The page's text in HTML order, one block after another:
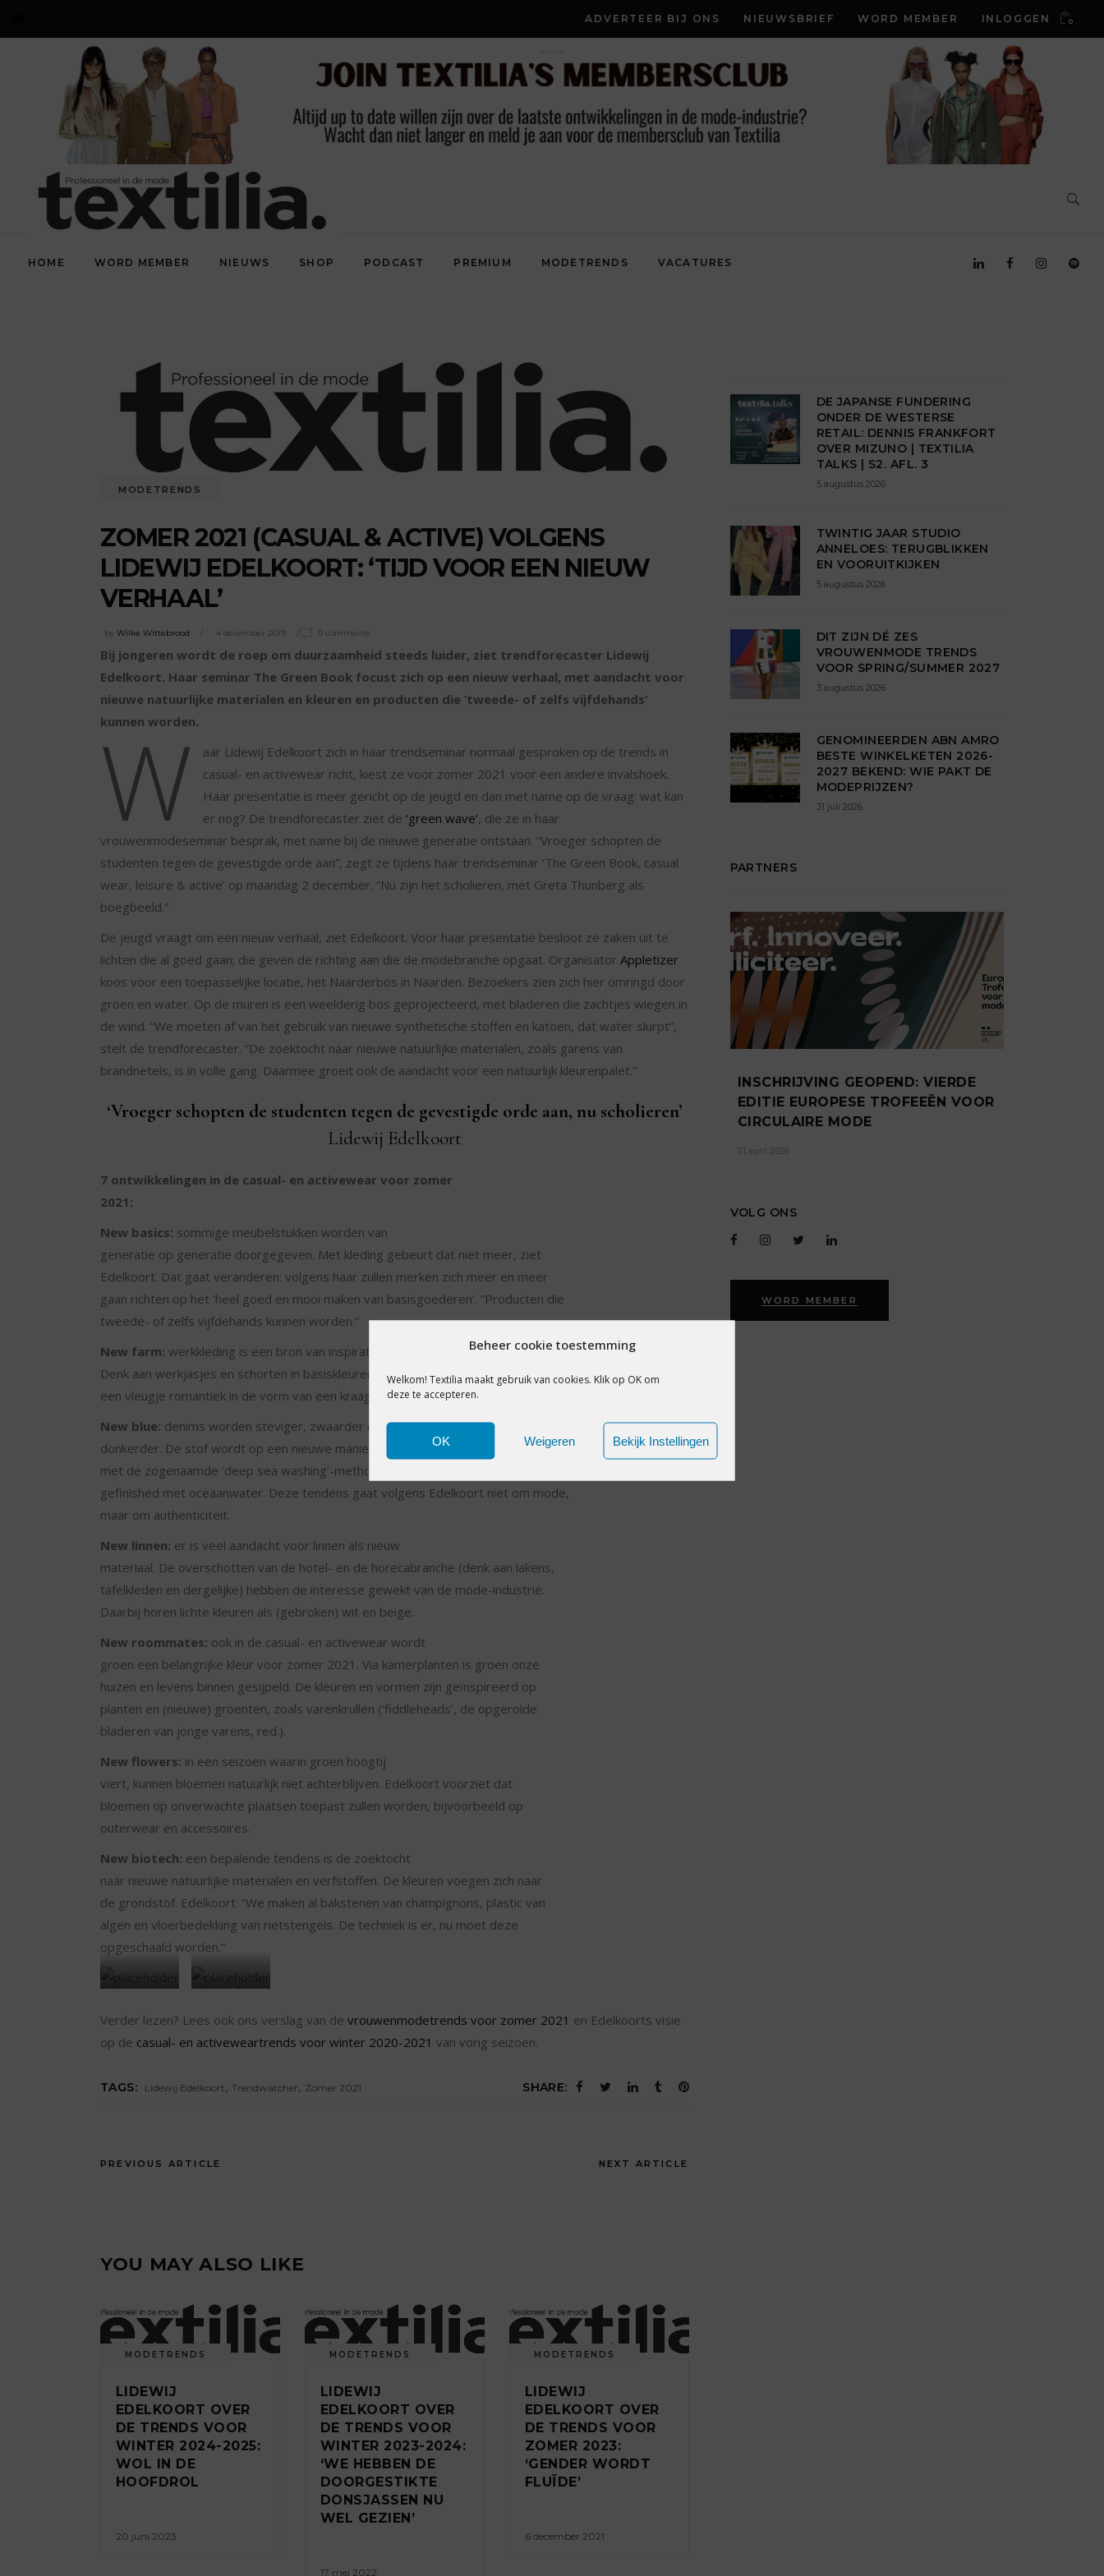
Beheer cookie toestemming
Welkom! Textilia maakt gebruik van cookies. Klik op OK om
deze te accepteren.
OK Weigeren Bekijk Instellingen
ADVERTEER BIJ ONS NIEUWSBRIEF WORD MEMBER INLOGGEN 0
HOME WORD MEMBER NIEUWS SHOP PODCAST PREMIUM MODETRENDS VACATURES
MODETRENDS
ZOMER 2021 (CASUAL & ACTIVE) VOLGENS
LIDEWIJ EDELKOORT: ‘TIJD VOOR EEN NIEUW
VERHAAL’
by Wilke Wittebrood 4 december 2019 0 comments
Bij jongeren wordt de roep om duurzaamheid steeds luider, ziet trendforecaster Lidewij
Edelkoort. Haar seminar The Green Book focust zich op een nieuw verhaal, met aandacht voor
nieuwe natuurlijke materialen en kleuren en producten die ‘tweede- of zelfs vijfdehands’
kunnen worden.
W
aar Lidewij Edelkoort zich in haar trendseminar normaal gesproken op de trends in
casual- en activewear richt, kiest ze voor zomer 2021 voor een andere invalshoek.
Haar presentatie is meer gericht op de jeugd en dan met name op de vraag: wat kan
er nog? De trendforecaster ziet de ‘green wave’, die ze in haar
vrouwenmodeseminar besprak, met name bij de nieuwe generatie ontstaan. “Vroeger schopten de
studenten tegen de gevestigde orde aan”, zegt ze tijdens haar trendseminar ‘The Green Book, casual
wear, leisure & active’ op maandag 2 december. “Nu zijn het scholieren, met Greta Thunberg als
boegbeeld.”
De jeugd vraagt om een nieuw verhaal, ziet Edelkoort. Voor haar presentatie besloot ze zaken uit te
lichten die al goed gaan; die geven de richting aan die de modebranche opgaat. Organisator Appletizer
koos voor een toepasselijke locatie, het Naarderbos in Naarden. Bezoekers zien zich hier omringd door
groen en water. Op de muren is een weelderig bos geprojecteerd, met bladeren die zachtjes wiegen in
de wind. “We moeten af van het gebruik van nieuwe synthetische stoffen en katoen, dat water slurpt”,
stelt de trendforecaster. “De zoektocht naar nieuwe natuurlijke materialen, zoals garens van
brandnetels, is in volle gang. Daarmee groeit ook de aandacht voor een natuurlijk kleurenpalet.”
‘Vroeger schopten de studenten tegen de gevestigde orde aan, nu scholieren’
Lidewij Edelkoort
7 ontwikkelingen in de casual- en activewear voor zomer
2021:
New basics: sommige meubelstukken worden van
generatie op generatie doorgegeven. Met kleding gebeurt dat niet meer, ziet
Edelkoort. Dat gaat veranderen: volgens haar zullen merken zich meer en meer
gaan richten op het ‘heel goed en mooi maken van basisgoederen’. “Producten die
tweede- of zelfs vijfdehands kunnen worden.”
New farm: werkkleding is een bron van inspiratie.
Denk aan werkjasjes en schorten in basiskleuren. Deze items zijn voorzien van
een vleugje romantiek in de vorm van een kraag of details van kant of tule.
New blue: denims worden steviger, zwaarder en
donkerder. De stof wordt op een nieuwe manier bewerkt. In Japan gebeurt dat al
met de zogenaamde ‘deep sea washing’-methode, waarbij spijkerbroeken worden
gefinished met oceaanwater. Deze tendens gaat volgens Edelkoort niet om mode,
maar om authenticiteit.
New linnen: er is veel aandacht voor linnen als nieuw
materiaal. De overschotten van de hotel- en de horecabranche (denk aan lakens,
tafelkleden en dergelijke) hebben de interesse gewekt van de mode-industrie.
Daarbij horen lichte kleuren als (gebroken) wit en beige.
New roommates: ook in de casual- en activewear wordt
groen een belangrijke kleur voor zomer 2021. Via kamerplanten is groen onze
huizen en levens binnen gesijpeld. De kleuren en vormen zijn geïnspireerd op
planten en (nieuwe) groenten, zoals varenkrullen (‘fiddleheads’, de opgerolde
bladeren van jonge varens, red.).
New flowers: in een seizoen waarin groen hoogtij
viert, kunnen bloemen natuurlijk niet achterblijven. Edelkoort voorziet dat
bloemen op onverwachte plaatsen toepast zullen worden, bijvoorbeeld op
outerwear en accessoires.
New biotech: een bepalende tendens is de zoektocht
naar nieuwe natuurlijke materialen en verfstoffen. De kleuren voegen zich naar
de grondstof. Edelkoort: “We maken al bakstenen van champignons, plastic van
algen en vloerbedekking van rietstengels. De techniek is er, nu moet deze
opgeschaald worden.”
Locatie
Naarderbos
Uitzicht op
het
Gooimeer
Verder lezen? Lees ook ons verslag van de vrouwenmodetrends voor zomer 2021 en Edelkoorts visie
op de casual- en activeweartrends voor winter 2020-2021 van vorig seizoen.
TAGS: Lidewij Edelkoort,Trendwatcher, Zomer 2021 SHARE:
PREVIOUS ARTICLE NEXT ARTICLE
YOU MAY ALSO LIKE
MODETRENDS
LIDEWIJ
EDELKOORT OVER
DE TRENDS VOOR
WINTER 2024-2025:
WOL IN DE
HOOFDROL
20 juni 2023
MODETRENDS
LIDEWIJ
EDELKOORT OVER
DE TRENDS VOOR
WINTER 2023-2024:
‘WE HEBBEN DE
DOORGESTIKTE
DONSJASSEN NU
WEL GEZIEN’
17 mei 2022
MODETRENDS
LIDEWIJ
EDELKOORT OVER
DE TRENDS VOOR
ZOMER 2023:
‘GENDER WORDT
FLUÏDE’
6 december 2021
DE JAPANSE FUNDERING
ONDER DE WESTERSE
RETAIL: DENNIS FRANKFORT
OVER MIZUNO | TEXTILIA
TALKS | S2. AFL. 3
5 augustus 2026
TWINTIG JAAR STUDIO
ANNELOES: TERUGBLIKKEN
EN VOORUITKIJKEN
5 augustus 2026
DIT ZIJN DÉ ZES
VROUWENMODE TRENDS
VOOR SPRING/SUMMER 2027
3 augustus 2026
GENOMINEERDEN ABN AMRO
BESTE WINKELKETEN 2026-
2027 BEKEND: WIE PAKT DE
MODEPRIJZEN?
31 juli 2026
PARTNERS
INSCHRIJVING GEOPEND: VIERDE
EDITIE EUROPESE TROFEEËN VOOR
CIRCULAIRE MODE
21 april 2026
VOLG ONS
WORD MEMBER